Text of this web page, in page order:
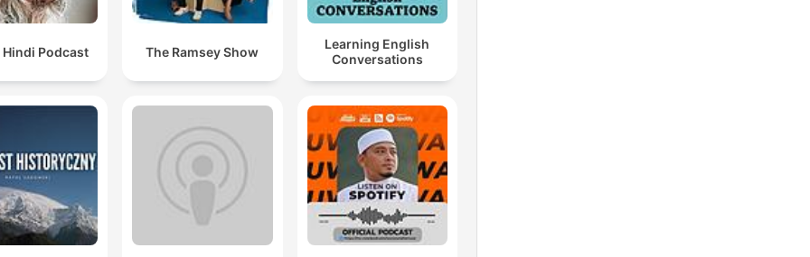
Hindi Podcast The Ramsey Show
Learning English
Conversations